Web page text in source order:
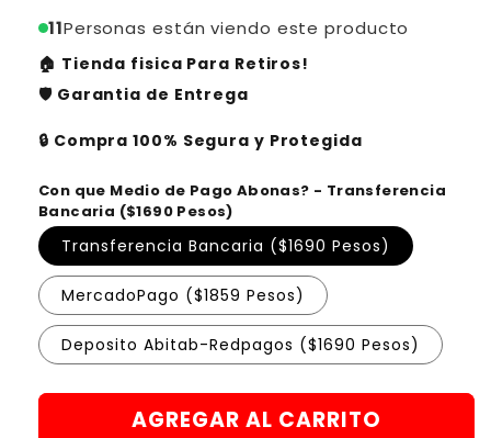
11Personas están viendo este producto
🏠 Tienda fisica Para Retiros!
🛡️ Garantia de Entrega
🔒 Compra 100% Segura y Protegida
Con que Medio de Pago Abonas? - Transferencia
Bancaria ($1690 Pesos)
Transferencia Bancaria ($1690 Pesos)
MercadoPago ($1859 Pesos)
Deposito Abitab-Redpagos ($1690 Pesos)
AGREGAR AL CARRITO